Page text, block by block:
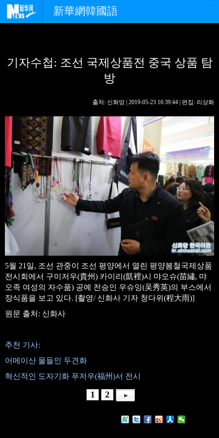
新華網韓國語
경제 사회 포토
핫 TV
생생 중국어
기자수첩: 조선 국제상품전 중국 상품 탐
방
출처: 신화망 | 2019-05-23 16:39:44 | 편집: 리상화
5월 21일, 조선 관중이 조선 평양에서 열린 평양봄철국제상품
전시회에서 구이저우(貴州) 카이리(凱裡)시 먀오슈(苗繡, 먀
오족 여성의 자수품) 공예 전승인 우슈잉(吴秀英)의 부스에서
장식품을 보고 있다. [촬영/ 신화사 기자 청다위(程大雨)]
원문 출처: 신화사
추천 기사:
어메이산 물들인 두견화
혁신적인 도자기화 푸저우(福州)서 전시
1 2